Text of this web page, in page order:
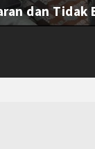
dan Tidak